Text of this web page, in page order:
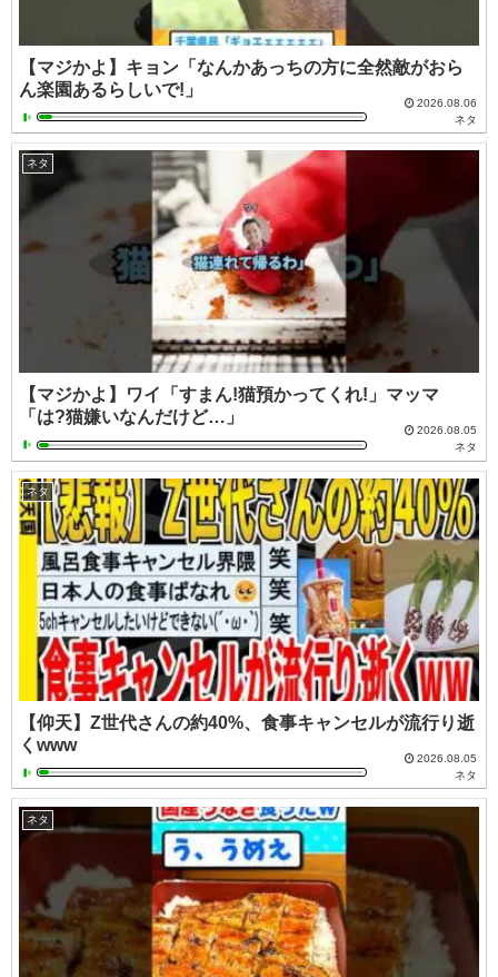
【マジかよ】キョン「なんかあっちの方に全然敵がおら
ん楽園あるらしいで!」
2026.08.06
ネタ
ネタ
【マジかよ】ワイ「すまん!猫預かってくれ!」マッマ
「は?猫嫌いなんだけど…」
2026.08.05
ネタ
ネタ
【仰天】Z世代さんの約40%、食事キャンセルが流行り逝
くwww
2026.08.05
ネタ
ネタ